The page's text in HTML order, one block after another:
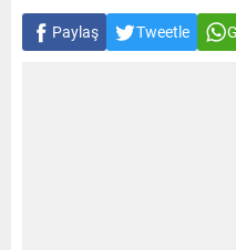
Paylaş Tweetle